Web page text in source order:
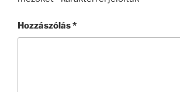
Hozzászólás*